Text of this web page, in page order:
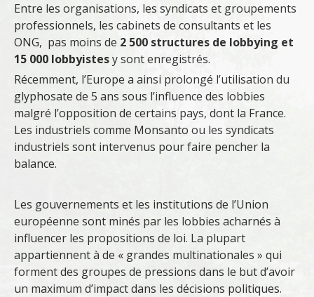
Entre les organisations, les syndicats et groupements
professionnels, les cabinets de consultants et les
ONG, pas moins de 2 500 structures de lobbying et
15 000 lobbyistesy sont enregistrés.
Récemment, l’Europe a ainsi prolongé l’utilisation du
glyphosate de 5 ans sous l’influence des lobbies
malgré l’opposition de certains pays, dont la France.
Les industriels comme Monsanto ou les syndicats
industriels sont intervenus pour faire pencher la
balance.
Les gouvernements et les institutions de l’Union
européenne sont minés par les lobbies acharnés à
influencer les propositions de loi. La plupart
appartiennent à de « grandes multinationales » qui
forment des groupes de pressions dans le but d’avoir
un maximum d’impact dans les décisions politiques.